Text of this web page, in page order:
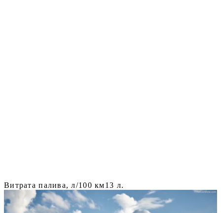
Витрата палива, л/100 км13 л.